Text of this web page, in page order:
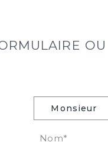
Civilité :Monsieur
Nom* :